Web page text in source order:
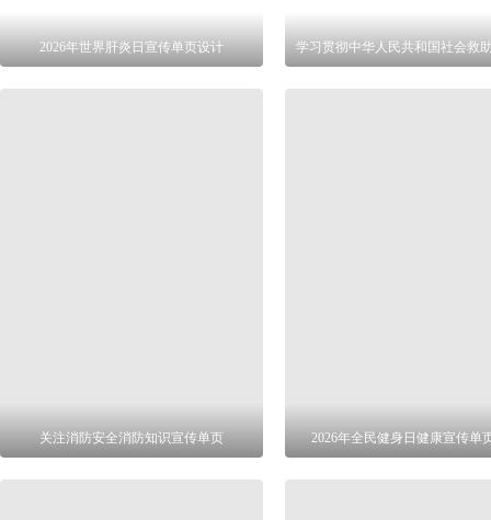
2026年世界肝炎日宣传单页设计
关注消防安全消防知识宣传单页 2026年全民健身日健康宣传单